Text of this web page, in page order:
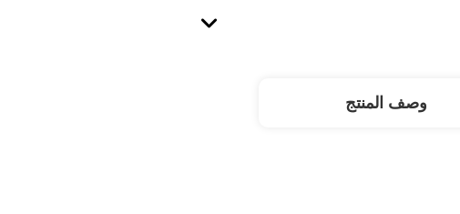
وصف المنتج